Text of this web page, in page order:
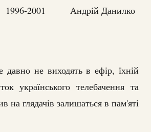
1996-2001 Андрій Данилко
не виходять в ефір, їхній
українського телебачення та
на глядачів залишаться в пам'яті